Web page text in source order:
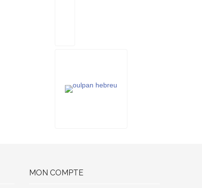
MON COMPTE